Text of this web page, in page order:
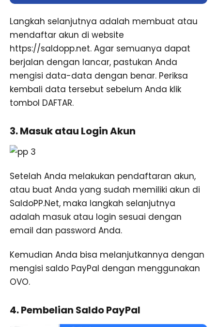
Langkah selanjutnya adalah membuat atau
mendaftar akun di website
https://saldopp.net. Agar semuanya dapat
berjalan dengan lancar, pastukan Anda
mengisi data-data dengan benar. Periksa
kembali data tersebut sebelum Anda klik
tombol DAFTAR.
3. Masuk atau Login Akun
Setelah Anda melakukan pendaftaran akun,
atau buat Anda yang sudah memiliki akun di
SaldoPP.Net, maka langkah selanjutnya
adalah masuk atau login sesuai dengan
email dan password Anda.
Kemudian Anda bisa melanjutkannya dengan
mengisi saldo PayPal dengan menggunakan
OVO.
4. Pembelian Saldo PayPal